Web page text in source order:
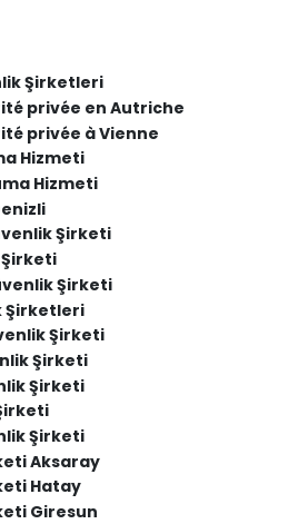
Şirketleri
privée en Autriche
privée à Vienne
Hizmeti
Hizmeti
Şirketi
Şirketi
Şirketleri
Şirketi
Şirketi
Şirketi
Şirketi
Aksaray
Hatay
Giresun